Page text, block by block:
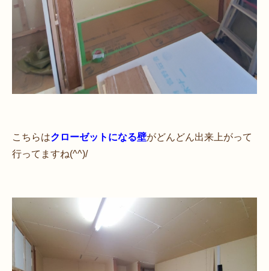
こちらはクローゼットになる壁がどんどん出来上がって
行ってますね(^^)/